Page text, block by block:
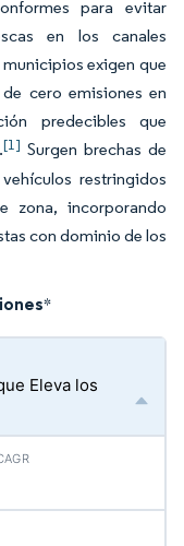
para evitar
en los canales
exigen que
cero emisiones en
predecibles que
[1] Surgen brechas de
restringidos
zona, incorporando
con dominio de los
*
Eleva los